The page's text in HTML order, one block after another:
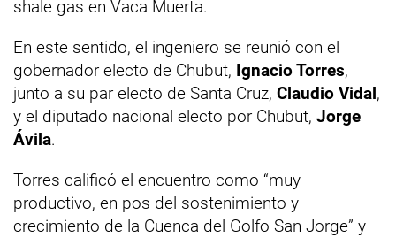
shale gas en Vaca Muerta.
En este sentido, el ingeniero se reunió con el
gobernador electo de Chubut, Ignacio Torres,
junto a su par electo de Santa Cruz, Claudio Vidal,
y el diputado nacional electo por Chubut, Jorge
Ávila.
Torres calificó el encuentro como “muy
productivo, en pos del sostenimiento y
crecimiento de la Cuenca del Golfo San Jorge” y